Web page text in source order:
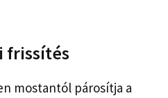
frissítés
mostantól párosítja a